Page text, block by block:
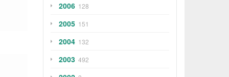
2006 128
2005 151
2004 132
2003 492